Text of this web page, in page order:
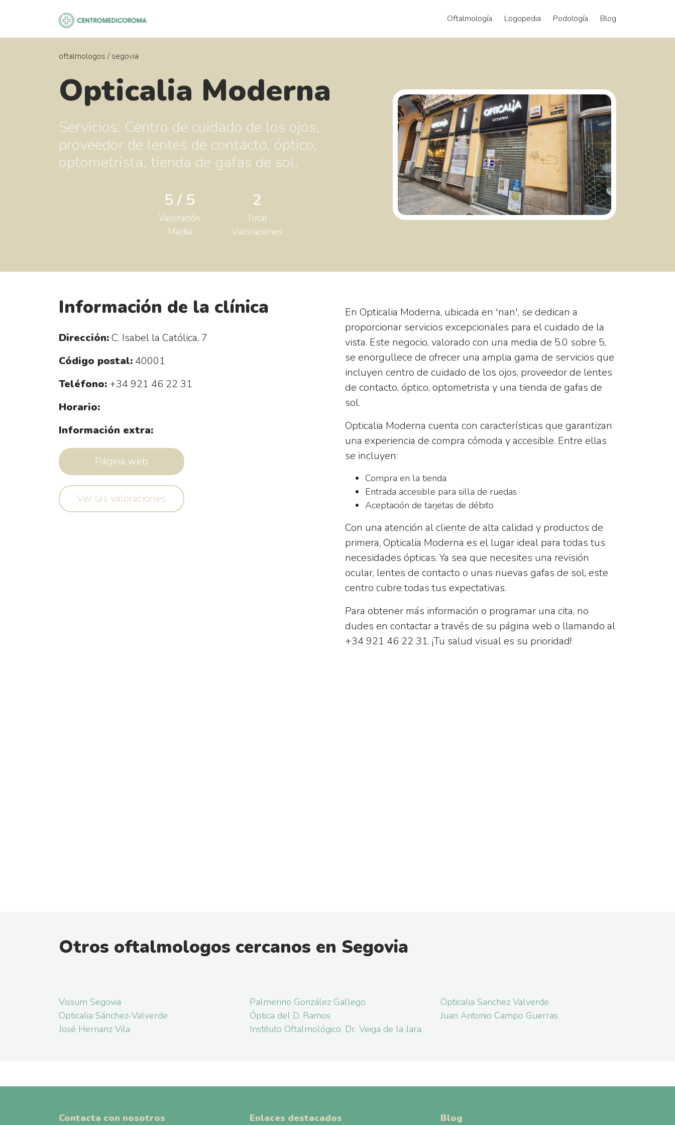
Oftalmología Logopedia Podología Blog
oftalmologos / segovia
Opticalia Moderna
Servicios: Centro de cuidado de los ojos,
proveedor de lentes de contacto, óptico,
optometrista, tienda de gafas de sol.
5 / 5
Valoración
Media
2
Total
Valoraciones
Información de la clínica
Dirección:C. Isabel la Católica, 7
Código postal: 40001
Teléfono: +34 921 46 22 31
Horario:
Información extra:
Página web
Ver las valoraciones
En Opticalia Moderna, ubicada en 'nan', se dedican a
proporcionar servicios excepcionales para el cuidado de la
vista. Este negocio, valorado con una media de 5.0 sobre 5,
se enorgullece de ofrecer una amplia gama de servicios que
incluyen centro de cuidado de los ojos, proveedor de lentes
de contacto, óptico, optometrista y una tienda de gafas de
sol.
Opticalia Moderna cuenta con características que garantizan
una experiencia de compra cómoda y accesible. Entre ellas
se incluyen:
Compra en la tienda
Entrada accesible para silla de ruedas
Aceptación de tarjetas de débito
Con una atención al cliente de alta calidad y productos de
primera, Opticalia Moderna es el lugar ideal para todas tus
necesidades ópticas. Ya sea que necesites una revisión
ocular, lentes de contacto o unas nuevas gafas de sol, este
centro cubre todas tus expectativas.
Para obtener más información o programar una cita, no
dudes en contactar a través de su página web o llamando al
+34 921 46 22 31. ¡Tu salud visual es su prioridad!
Otros oftalmologos cercanos en Segovia
Vissum Segovia Palmerino González Gallego
Opticalia Sanchez Valverde
Opticalia Sánchez-Valverde
Óptica del D. Ramos
Juan Antonio Campo Guerras
José Hernanz Vila
Instituto Oftalmológico. Dr. Veiga de la Jara
Contacta con nosotros Enlaces destacados Blog